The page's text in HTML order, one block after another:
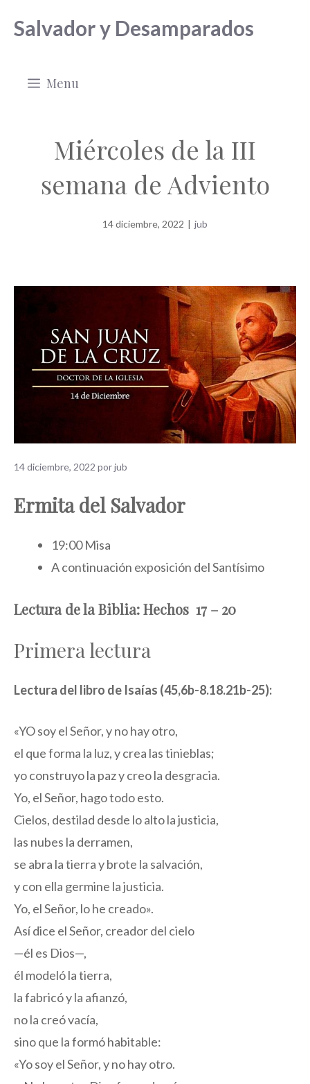
Salvador y Desamparados
Menu
Miércoles de la III
semana de Adviento
14 diciembre, 2022 | jub
14 diciembre, 2022 porjub
Ermita del Salvador
19:00 Misa
A continuación exposición del Santísimo
Lectura de la Biblia: Hechos 17 – 20
Primera lectura
Lectura del libro de Isaías (45,6b-8.18.21b-25):
«YO soy el Señor, y no hay otro,
el que forma la luz, y crea las tinieblas;
yo construyo la paz y creo la desgracia.
Yo, el Señor, hago todo esto.
Cielos, destilad desde lo alto la justicia,
las nubes la derramen,
se abra la tierra y brote la salvación,
y con ella germine la justicia.
Yo, el Señor, lo he creado».
Así dice el Señor, creador del cielo
—él es Dios—,
él modeló la tierra,
la fabricó y la afianzó,
no la creó vacía,
sino que la formó habitable:
«Yo soy el Señor, y no hay otro.